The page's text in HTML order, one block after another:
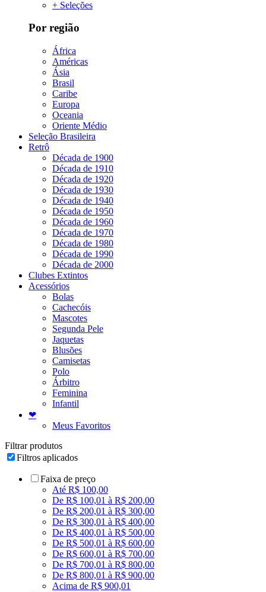
+ Seleções
Por região
África
Américas
Ásia
Brasil
Caribe
Europa
Oceania
Oriente Médio
Seleção Brasileira
Retrô
Década de 1900
Década de 1910
Década de 1920
Década de 1930
Década de 1940
Década de 1950
Década de 1960
Década de 1970
Década de 1980
Década de 1990
Década de 2000
Clubes Extintos
Acessórios
Bolas
Cachecóis
Mascotes
Segunda Pele
Jaquetas
Blusões
Camisetas
Polo
Árbitro
Feminina
Infantil
❤
Meus Favoritos
Filtrar produtos
Filtros aplicados
Faixa de preço
Até R$ 100,00
De R$ 100,01 à R$ 200,00
De R$ 200,01 à R$ 300,00
De R$ 300,01 à R$ 400,00
De R$ 400,01 à R$ 500,00
De R$ 500,01 à R$ 600,00
De R$ 600,01 à R$ 700,00
De R$ 700,01 à R$ 800,00
De R$ 800,01 à R$ 900,00
Acima de R$ 900,01